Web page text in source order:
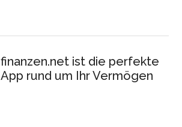
finanzen.net ist die perfekte
App rund um Ihr Vermögen